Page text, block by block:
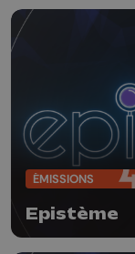
ÉMISSIONS
Epistème